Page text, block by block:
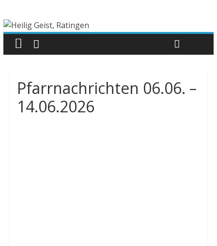
Pfarrnachrichten 06.06. –
14.06.2026